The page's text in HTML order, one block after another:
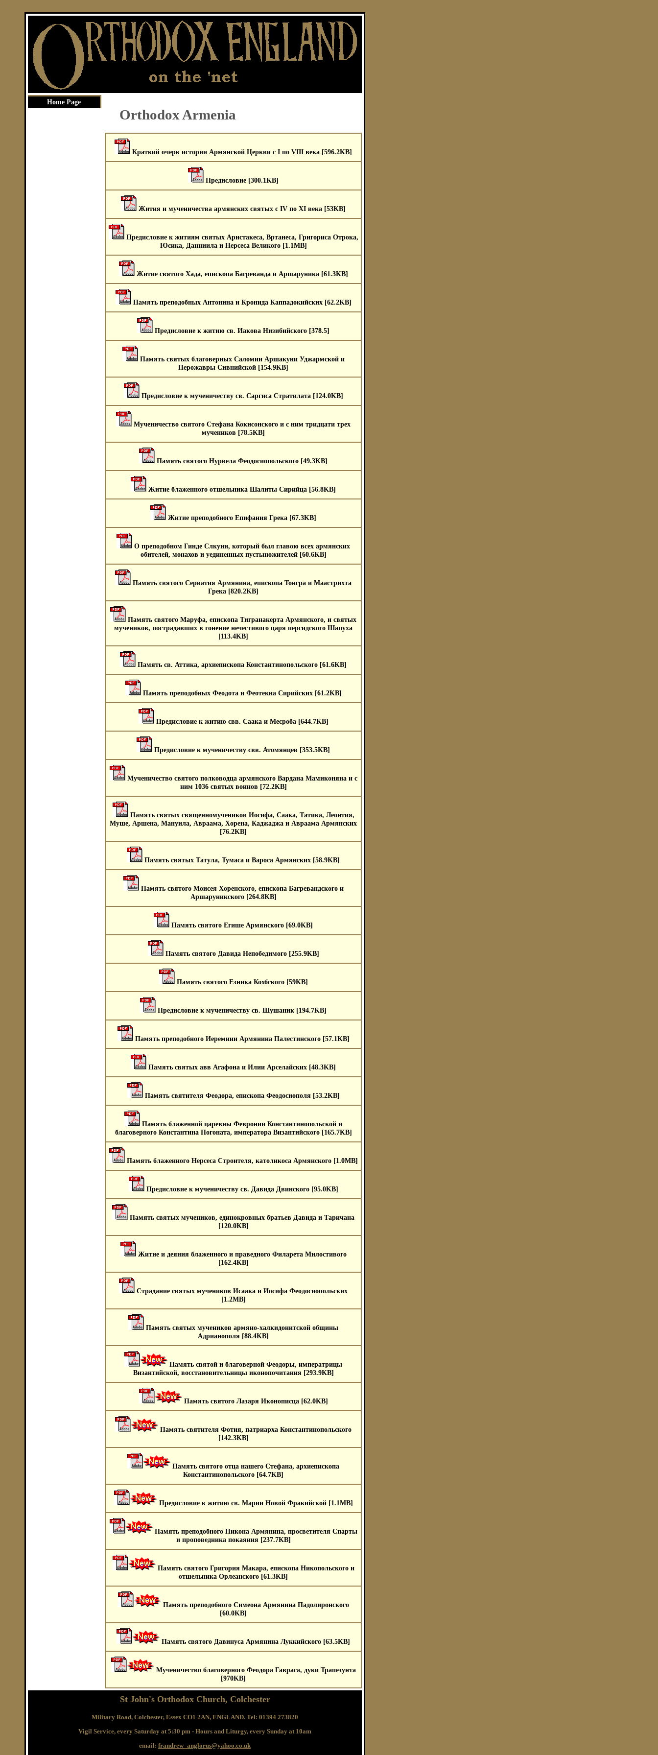
Home Page
Orthodox Armenia
Краткий очерк истории Армянской Церкви с I по VIII века [596.2KB]
Предисловие [300.1KB]
Жития и мученичества армянских святых c IV по XI века [53KB]
Предисловие к житиям святых Аристакеса, Вртанеса, Григориса Отрока,
Юсика, Данниила и Нерсеса Великого [1.1MB]
Житие святого Хада, епископа Багреванда и Аршаруника [61.3KB]
Память преподобных Антонина и Кронида Каппадокийских [62.2KB]
Предисловие к житию св. Иакова Низибийского [378.5]
Память святых благоверных Саломии Аршакуни Уджармской и
Перожавры Сивнийской [154.9KB]
Предисловие к мученичеству св. Саргиса Стратилата [124.0KB]
Мученичество святого Стефана Кокисонского и с ним тридцати трех
мучеников [78.5KB]
Память святого Нурвела Феодосиопольского [49.3KB]
Житие блаженного отшельника Шалиты Сирийца [56.8KB]
Житие преподобного Епифания Грека [67.3KB]
О преподобном Гинде Слкуни, который был главою всех армянских
обителей, монахов и уединенных пустыножителей [60.6KB]
Память святого Серватия Армянина, епископа Тонгра и Маастрихта
Грека [820.2KB]
Память святого Маруфа, епископа Тигранакерта Армянского, и святых
мучеников, пострадавших в гонение нечестивого царя персидского Шапуха
[113.4KB]
Память св. Аттика, архиепископа Константинопольского [61.6KB]
Память преподобных Феодота и Феотекна Сирийских [61.2KB]
Предисловие к житию свв. Саака и Месроба [644.7KB]
Предисловие к мученичеству свв. Атомянцев [353.5KB]
Мученичество святого полководца армянского Вардана Мамиконяна и с
ним 1036 святых воинов [72.2KB]
Память святых священномучеников Иосифа, Саака, Татика, Леонтия,
Муше, Аршена, Мануила, Авраама, Хорена, Каджаджа и Авраама Армянских
[76.2KB]
Память святых Татула, Тумаса и Вароса Армянских [58.9KB]
Память святого Моисея Хоренского, епископа Багревандского и
Аршаруникского [264.8KB]
Память святого Егише Армянского [69.0KB]
Память святого Давида Непобедимого [255.9KB]
Память святого Езника Кохбского [59KB]
Предисловие к мученичеству св. Шушаник [194.7KB]
Память преподобного Иеремиии Армянина Палестинского [57.1KB]
Память святых авв Агафона и Илии Арселайских [48.3KB]
Память святителя Феодора, епископа Феодосиополя [53.2KB]
Память блаженной царевны Февронии Константинопольской и
благоверного Константина Погоната, императора Византийского [165.7KB]
Память блаженного Нерсеса Строителя, католикоса Армянского [1.0MB]
Предисловие к мученичеству св. Давида Двинского [95.0KB]
Память святых мучеников, единокровных братьев Давида и Таричана
[120.0KB]
Житие и деяния блаженного и праведного Филарета Милостивого
[162.4KB]
Страдание святых мучеников Исаака и Иосифа Феодосиопольских
[1.2MB]
Память святых мучеников армяно-халкидонитской общины
Адрианополя [88.4KB]
Память святой и благоверной Феодоры, императрицы
Византийской, восстановительницы иконопочитания [293.9KB]
Память святого Лазаря Иконописца [62.0KB]
Память святителя Фотия, патриарха Константинопольского
[142.3KB]
Память святого отца нашего Стефана, архиепископа
Константинопольского [64.7KB]
Предисловие к житию св. Марии Новой Фракийской [1.1MB]
Память преподобного Никона Армянина, просветителя Спарты
и проповедника покаяния [237.7KB]
Память святого Григория Макара, епископа Никопольского и
отшельника Орлеанского [61.3KB]
Память преподобного Симеона Армянина Падолиронского
[60.0KB]
Память святого Давинуса Армянина Луккийского [63.5KB]
Мученичество благоверного Феодора Гавраса, дуки Трапезунта
[970KB]
St John's Orthodox Church, Colchester
Military Road, Colchester, Essex CO1 2AN, ENGLAND. Tel: 01394 273820
Vigil Service, every Saturday at 5:30 pm - Hours and Liturgy, every Sunday at 10am
email: frandrew_anglorus@yahoo.co.uk